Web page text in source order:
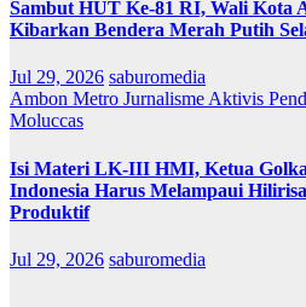
Sambut HUT Ke-81 RI, Wali Kota
Kibarkan Bendera Merah Putih
Jul 29, 2026 saburomedia
Ambon Metro Jurnalisme Aktivis
Moluccas
Isi Materi LK-III HMI, Ketua
Indonesia Harus Melampaui
Produktif
Jul 29, 2026 saburomedia